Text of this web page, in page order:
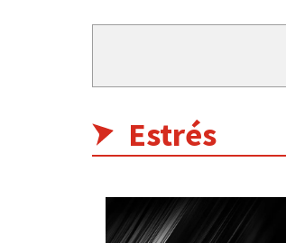
Estrés